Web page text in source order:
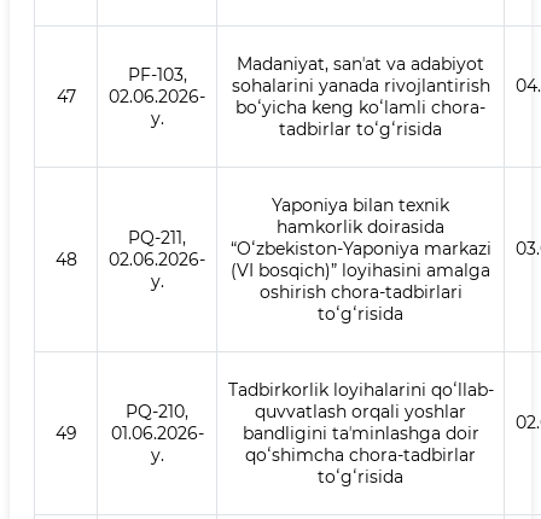
47
PF-103,
02.06.2026-
y.
Madaniyat, sanʼat va adabiyot
sohalarini yanada rivojlantirish
boʻyicha keng koʻlamli chora-
tadbirlar toʻgʻrisida
48
PQ-211,
02.06.2026-
y.
Yaponiya bilan texnik
hamkorlik doirasida
“Oʻzbekiston-Yaponiya markazi
(VI bosqich)” loyihasini amalga
oshirish chora-tadbirlari
toʻgʻrisida
49
PQ-210,
01.06.2026-
y.
Tadbirkorlik loyihalarini qoʻllab-
quvvatlash orqali yoshlar
bandligini taʼminlashga doir
qoʻshimcha chora-tadbirlar
toʻgʻrisida